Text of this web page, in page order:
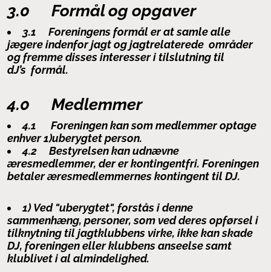
3.0 Formål og opgaver
3.1 Foreningens formål er at samle alle
jægere indenfor jagt og jagtrelaterede områder
og fremme disses interesser i tilslutning til
dJ’s formål.
4.0 Medlemmer
4.1 Foreningen kan som medlemmer optage
enhver1)uberygtet person.
4.2 Bestyrelsen kan udnævne
æresmedlemmer, der er kontingentfri. Foreningen
betaler æresmedlemmernes kontingent til DJ.
1) Ved "uberygtet", forstås i denne
sammenhæng, personer, som ved deres opførsel i
tilknytning til jagtklubbens virke, ikkekan skade
DJ, foreningen eller klubbens anseelse samt
klublivet i al almindelighed.